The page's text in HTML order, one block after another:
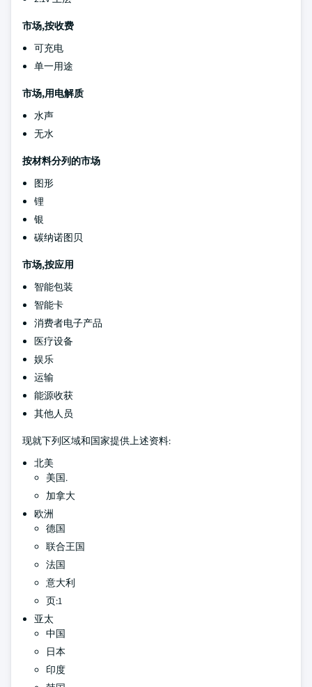
市场,按收费
可充电
单一用途
市场,用电解质
水声
无水
按材料分列的市场
图形
锂
银
碳纳诺图贝
市场,按应用
智能包装
智能卡
消费者电子产品
医疗设备
娱乐
运输
能源收获
其他人员
现就下列区域和国家提供上述资料:
北美
美国.
加拿大
欧洲
德国
联合王国
法国
意大利
页:1
亚太
中国
日本
印度